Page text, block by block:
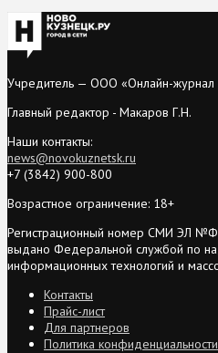
Учредитель — ООО «Онлайн-журнал
Главный редактор - Макаров Г.Н.
Наши контакты:
news@novokuznetsk.ru
+7 (3842) 900-800
Возрастное ограничение: 18+
Регистрационный номер СМИ ЭЛ
выдано Федеральной службой по
информационных технологий и
Контакты
Прайс-лист
Для партнеров
Политика конфиденциальности